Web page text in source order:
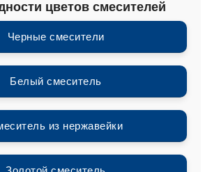
цветов смесителей
Черные смесители
Белый смеситель
из нержавейки